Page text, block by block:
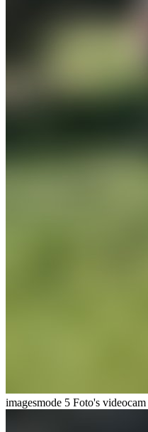
imagesmode 5 Foto's videocam